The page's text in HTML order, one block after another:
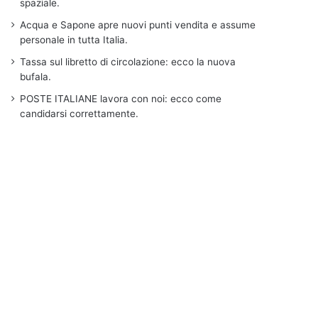
spaziale.
Acqua e Sapone apre nuovi punti vendita e assume
personale in tutta Italia.
Tassa sul libretto di circolazione: ecco la nuova
bufala.
POSTE ITALIANE lavora con noi: ecco come
candidarsi correttamente.